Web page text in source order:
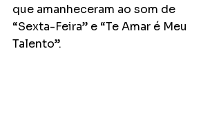
que amanheceram ao som de
“Sexta-Feira” e “Te Amar é Meu
Talento”.